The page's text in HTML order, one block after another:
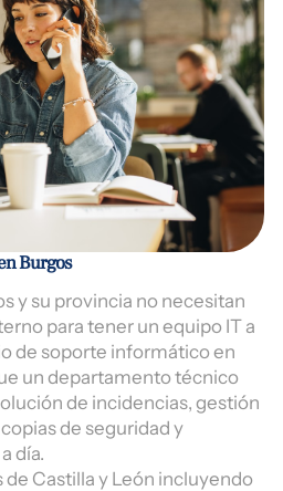
Burgos
y su provincia no necesitan
para tener un equipo IT a
de soporte informático en
un departamento técnico
de incidencias, gestión
de seguridad y
día.
Castilla y León incluyendo